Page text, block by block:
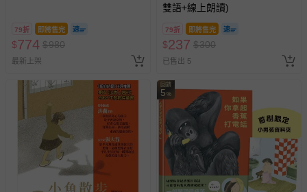
79折 即將售完
$774 $980
最新上架
雙語+線上朗讀)
79折 即將售完
$237 $300
已售出 5
回饋
5 %